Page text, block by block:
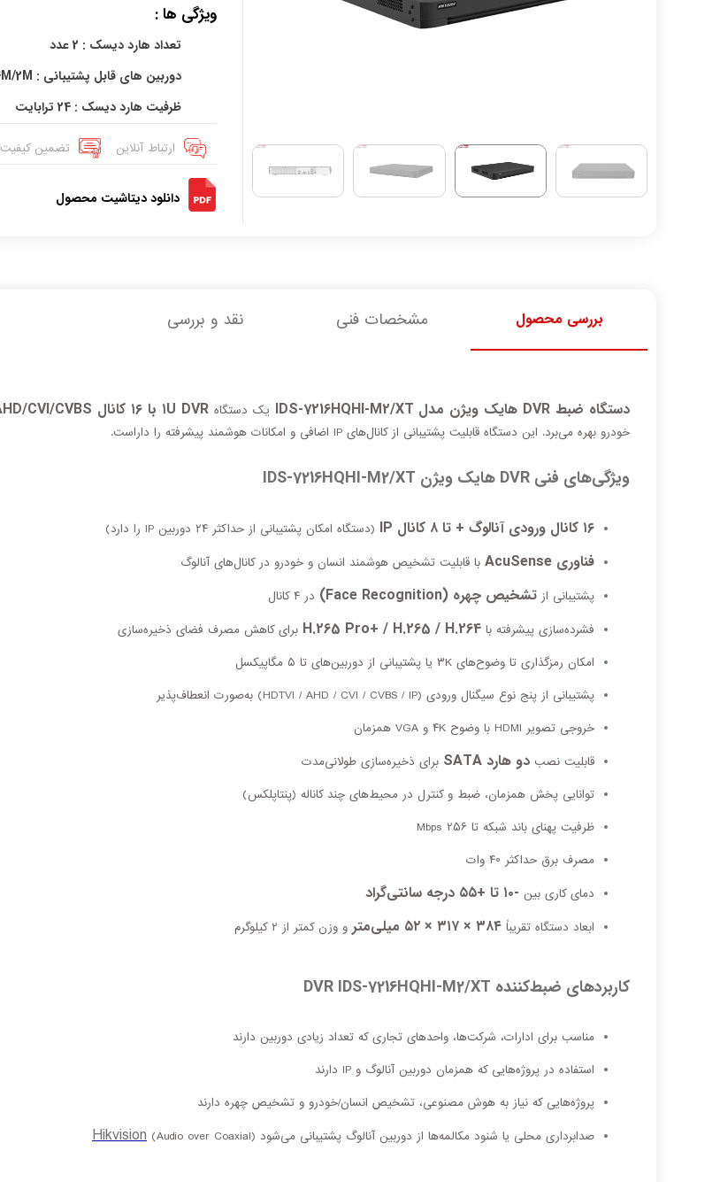
ویژگی ها :
تعداد هارد دیسک : 2 عدد
دوربین های قابل پشتیبانی : 6M/5M/4M/2M
ظرفیت هارد دیسک : 24 ترابایت
ارتباط آنلاین تضمین کیفیت
دانلود دیتاشیت محصول
بررسی محصول مشخصات فنی نقد و بررسی
دستگاه ضبط DVR هایک ویژن مدل IDS‑7216HQHI‑M2/XT یک دستگاه۱U DVR با ۱۶ کانال HDTVI/AHD/CVI/CVBS (آنالوگ)
خودرو بهره می‌برد. این دستگاه قابلیت پشتیبانی از کانال‌های IP اضافی و امکانات هوشمند پیشرفته را داراست.
ویژگی‌های فنی DVR هایک ویژن IDS‑7216HQHI‑M2/XT
۱۶ کانال ورودی آنالوگ + تا ۸ کانال IP (دستگاه امکان پشتیبانی از حداکثر ۲۴ دوربین IP را دارد)
فناوری AcuSense
با قابلیت تشخیص هوشمند انسان و خودرو در کانال‌های آنالوگ
پشتیبانی از تشخیص چهره (Face Recognition)
در ۴ کانال
فشرده‌سازی پیشرفته با H.265 Pro+ / H.265 / H.264 برای کاهش مصرف فضای ذخیره‌سازی
امکان رمزگذاری تا وضوح‌های ۳K یا پشتیبانی از دوربین‌های تا ۵ مگاپیکسل
پشتیبانی از پنج نوع سیگنال ورودی (HDTVI / AHD / CVI / CVBS / IP) به‌صورت انعطاف‌پذیر
خروجی تصویر HDMI با وضوح ۴K و VGA همزمان
قابلیت نصب دو هارد SATA
برای ذخیره‌سازی طولانی‌مدت
توانایی پخش همزمان، ضبط و کنترل در محیط‌های چند کاناله (پنتاپلکس)
ظرفیت پهنای باند شبکه تا ۲۵۶ Mbps
مصرف برق حداکثر ۴۰ وات
دمای کاری بین -۱۰ تا +۵۵ درجه سانتی‌گراد
ابعاد دستگاه تقریباً ۳۸۴ × ۳۱۷ × ۵۲ میلی‌متر و وزن کمتر از ۲ کیلوگرم
کاربردهای ضبط‌کننده DVR IDS‑7216HQHI‑M2/XT
مناسب برای ادارات، شرکت‌ها، واحدهای تجاری که تعداد زیادی دوربین دارند
استفاده در پروژه‌هایی که همزمان دوربین آنالوگ و IP دارند
پروژه‌هایی که نیاز به هوش مصنوعی، تشخیص انسان/خودرو و تشخیص چهره دارند
صدابرداری محلی یا شنود مکالمه‌ها از دوربین آنالوگ پشتیبانی می‌شود (Audio over Coaxial)
Hikvision